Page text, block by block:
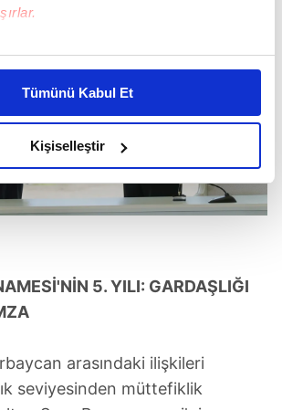
halinde sizlere özel
yaşatabiliriz. Bunu yaparken
daha iyi bir reklam deneyimi sunmak
en iyi içerikleri sunabilmek adına
gösterdiğimizi ve bu noktada,
karşılamak noktasında tek gelir
sizlere hatırlatmak isteriz.
hedefli reklamlar
ve üçüncü kişilere ait çerezler
çerezler vasıtasıyla çeşitli kişisel
Tümünü Kabul Et
Kişiselleştir
5. YILI: GARDAŞLIĞI
arasındaki ilişkileri
seviyesinden müttefiklik